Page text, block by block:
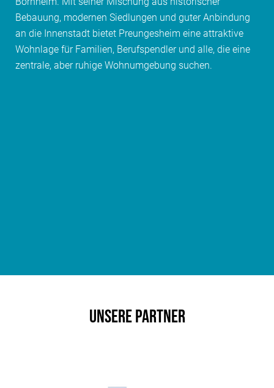
Bebauung, modernen Siedlungen und guter Anbindung
an die Innenstadt bietet Preungesheim eine attraktive
Wohnlage für Familien, Berufspendler und alle, die eine
zentrale, aber ruhige Wohnumgebung suchen.
Unsere Partner